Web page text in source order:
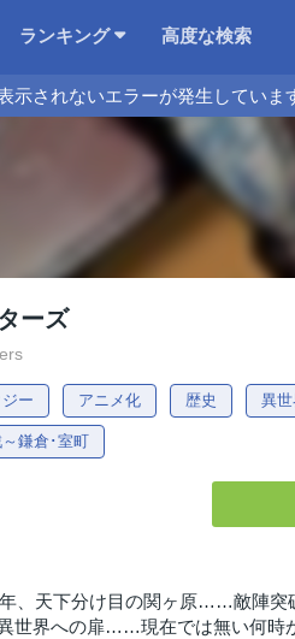
ランキング 高度な検索
示されないエラーが発生してい
ーズ
ー アニメ化 歴史 異
鎌倉･室町
、天下分け目の関ヶ原……敵陣突
世界への扉……現在では無い何時